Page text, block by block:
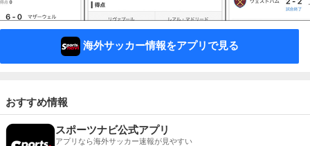
海外サッカー情報をアプリで見る
おすすめ情報
スポーツナビ公式アプリ
アプリなら海外サッカー速報が見やすい